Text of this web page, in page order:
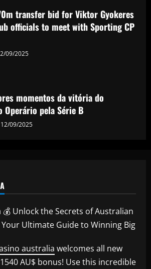
vitória do Cruzeiro sobre o Operário
pela Série B
Baccarat
days' amid backlash to goalkeeper's
shock England retirement ahead of Euro
2025 defence
12/09/2025
transfer bid for Viktor Gyokeres
officials to meet with Sporting CP
09/2025
momentos da vitória do
Operário pela Série B
12/09/2025
Unlock the Secrets of Australian
Your Ultimate Guide to Winning Big
australia welcomes all new
AU$ bonus! Use this incredible